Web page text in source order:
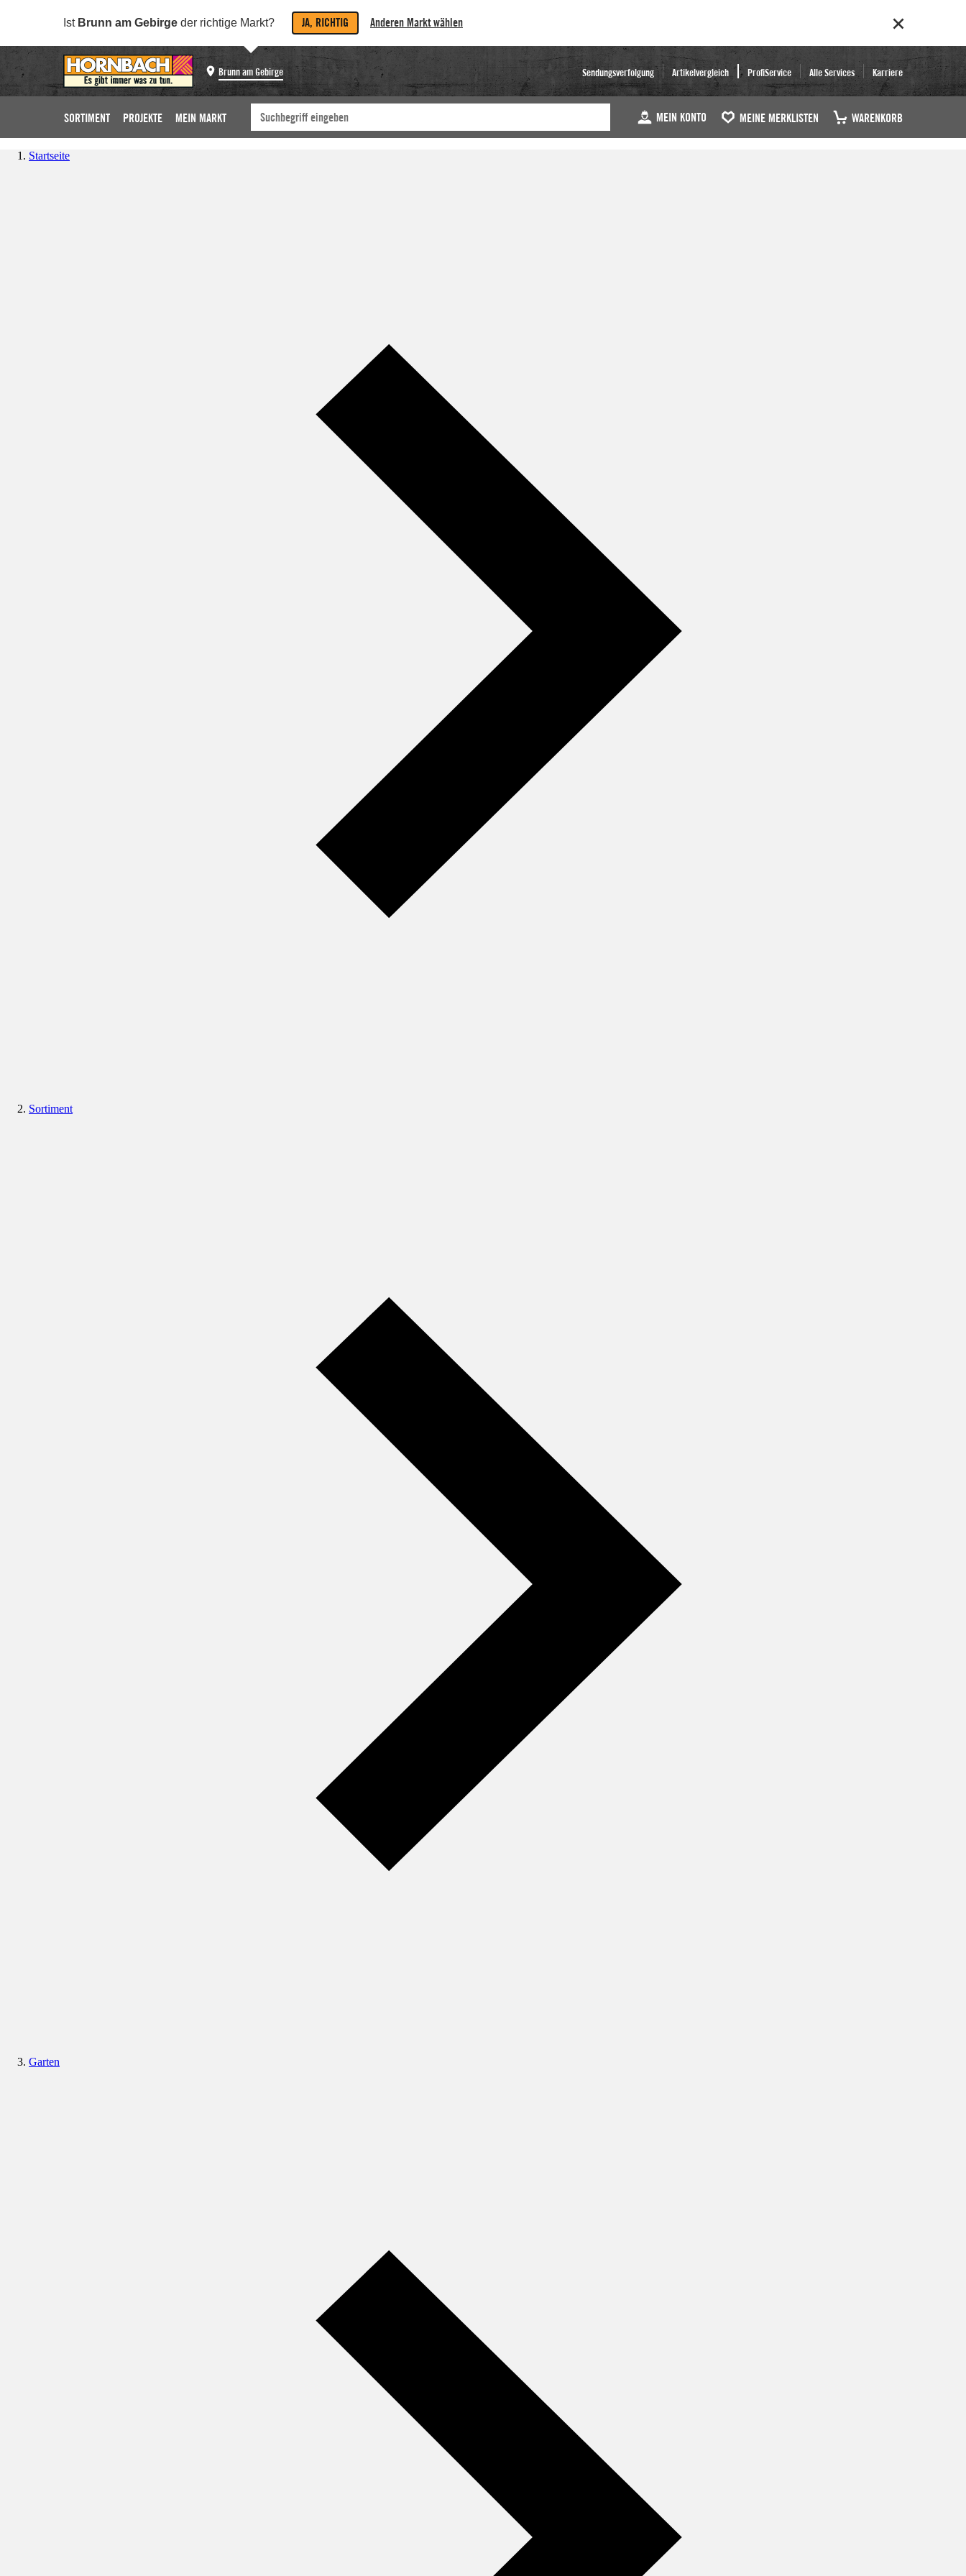
Ist Brunn am Gebirge der richtige Markt? JA, RICHTIG Anderen Markt wählen
Brunn am Gebirge Sendungsverfolgung Artikelvergleich ProfiService Alle Services Karriere
SORTIMENT PROJEKTE MEIN MARKT MEIN KONTO MEINE MERKLISTEN WARENKORB
Startseite
Sortiment
Garten